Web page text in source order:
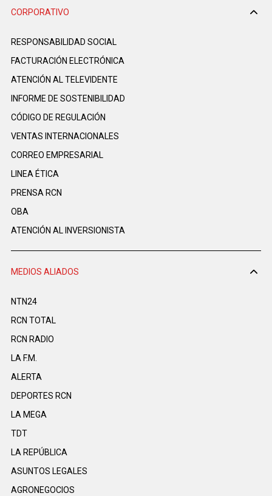
CORPORATIVO
RESPONSABILIDAD SOCIAL
FACTURACIÓN ELECTRÓNICA
ATENCIÓN AL TELEVIDENTE
INFORME DE SOSTENIBILIDAD
CÓDIGO DE REGULACIÓN
VENTAS INTERNACIONALES
CORREO EMPRESARIAL
LINEA ÉTICA
PRENSA RCN
OBA
ATENCIÓN AL INVERSIONISTA
MEDIOS ALIADOS
NTN24
RCN TOTAL
RCN RADIO
LA F.M.
ALERTA
DEPORTES RCN
LA MEGA
TDT
LA REPÚBLICA
ASUNTOS LEGALES
AGRONEGOCIOS